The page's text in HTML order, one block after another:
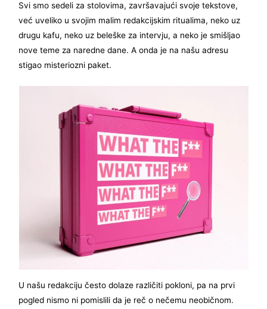
Svi smo sedeli za stolovima, završavajući svoje tekstove,
već uveliko u svojim malim redakcijskim ritualima, neko uz
drugu kafu, neko uz beleške za intervju, a neko je smišljao
nove teme za naredne dane. A onda je na našu adresu
stigao misteriozni paket.
U našu redakciju često dolaze različiti pokloni, pa na prvi
pogled nismo ni pomislili da je reč o nečemu neobičnom.